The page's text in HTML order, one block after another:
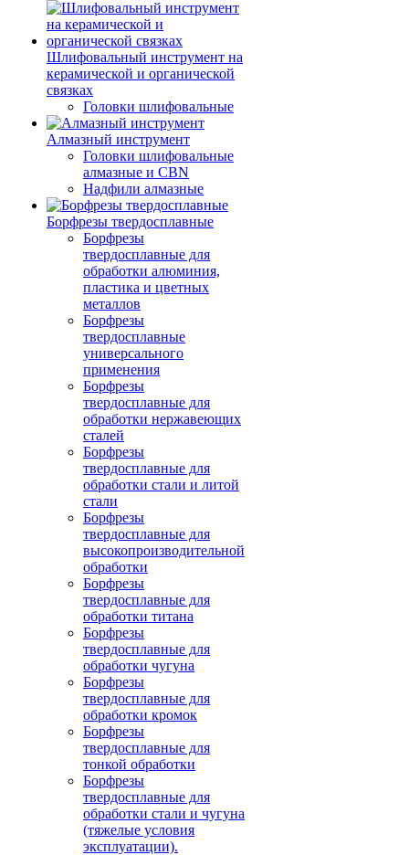
Шлифовальный инструмент на
керамической и органической
связках
Головки шлифовальные
Алмазный инструмент
Головки шлифовальные
алмазные и CBN
Надфили алмазные
Борфрезы твердосплавные
Борфрезы
твердосплавные для
обработки алюминия,
пластика и цветных
металлов
Борфрезы
твердосплавные
универсального
применения
Борфрезы
твердосплавные для
обработки нержавеющих
сталей
Борфрезы
твердосплавные для
обработки стали и литой
стали
Борфрезы
твердосплавные для
высокопроизводительной
обработки
Борфрезы
твердосплавные для
обработки титана
Борфрезы
твердосплавные для
обработки чугуна
Борфрезы
твердосплавные для
обработки кромок
Борфрезы
твердосплавные для
тонкой обработки
Борфрезы
твердосплавные для
обработки стали и чугуна
(тяжелые условия
эксплуатации).